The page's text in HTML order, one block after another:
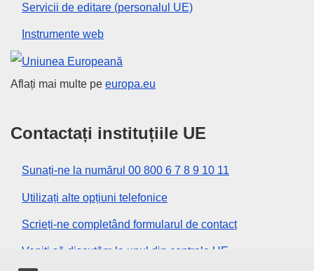
Servicii de editare (personalul UE)
Instrumente web
Uniunea Europeană
Aflați mai multe pe europa.eu
Contactați instituțiile UE
Sunați-ne la numărul 00 800 6 7 8 9 10 11
Utilizați alte opțiuni telefonice
Scrieți-ne completând formularul de contact
Veniți să discutăm la unul din centrele UE